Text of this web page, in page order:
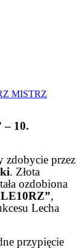
MISTRZ
– 10.
zdobycie przez
. Złota
ozdobiona
,
Lecha
przypięcie